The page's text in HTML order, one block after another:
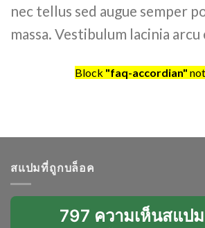
nec tellus sed augue semper
massa. Vestibulum lacinia
Block "faq-accordian"
สแปมที่ถูกบล็อค
797 ความเห็นสแปม